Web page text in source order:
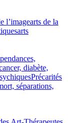
l’imagearts de la
arts
diabète,
Précarités
séparations,